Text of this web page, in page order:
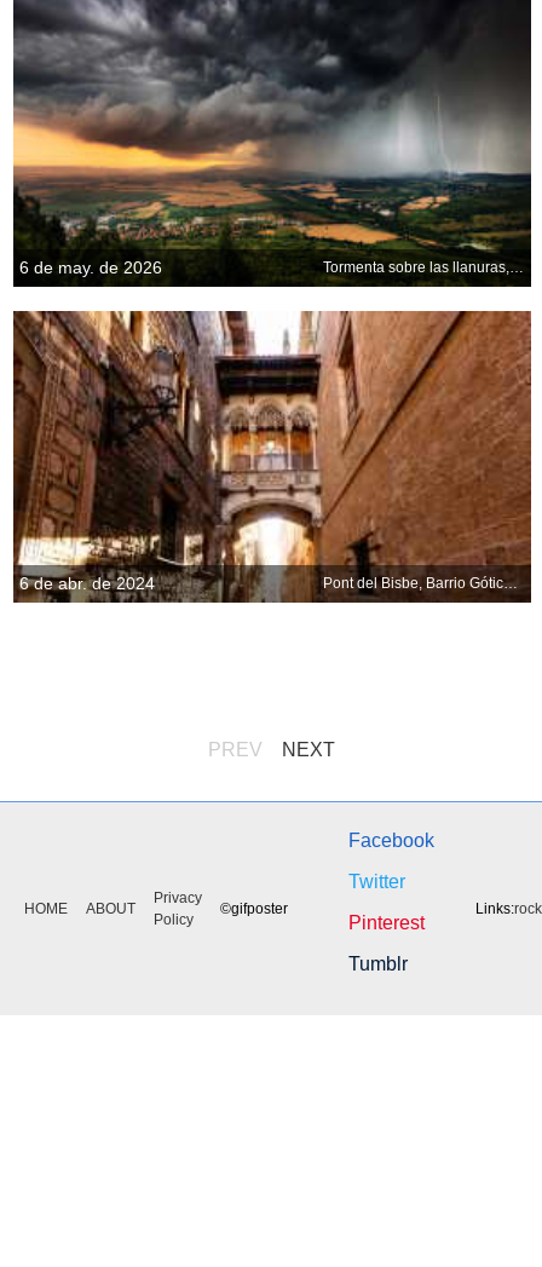
6 de may. de 2026 Tormenta sobre las llanuras, Bulgaria
6 de abr. de 2024 Pont del Bisbe, Barrio Gótico de Barcelona, España
PREV NEXT
HOME ABOUT
Privacy
Policy
©gifposter
Facebook
Twitter
Pinterest
Tumblr
Links: